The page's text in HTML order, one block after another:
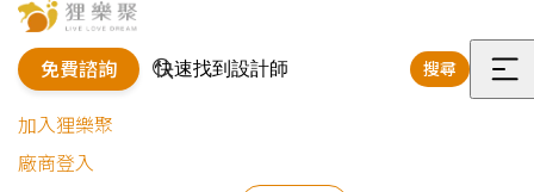
免費諮詢 搜尋
選
加入狸樂聚
廠商登入